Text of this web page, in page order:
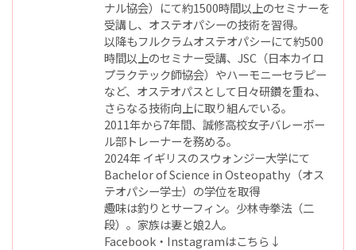
ナル協会）にて約1500時間以上のセミナーを
受講し、オステオパシーの技術を習得。
以降もフルクラムオステオパシーにて約500
時間以上のセミナー受講、JSC（日本カイロ
プラクテック師協会）やハーモニーセラピー
など、オステオパスとして日々研鑽を重ね、
さらなる技術向上に取り組んでいる。
2011年から7年間、誠修高校女子バレーボー
ル部トレーナーを務める。
2024年 イギリスのスウォンジー大学にて
Bachelor of Science in Osteopathy（オス
テオパシー学士）の学位を取得
趣味は釣りとサーフィン。少林寺拳法（二
段）。家族は妻と娘2人。
Facebook・Instagramはこちら↓